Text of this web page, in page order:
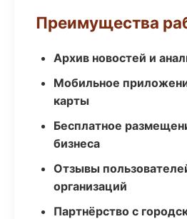
Преимущества
Архив новостей и
Мобильное
карты
Бесплатное
бизнеса
Отзывы
организаций
Партнёрство с